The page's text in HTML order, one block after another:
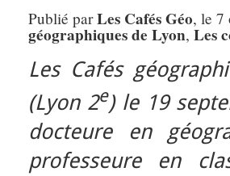
Publié parLes Cafés Géo, le 7
géographiques de Lyon, Les
Les Cafés
(Lyon 2e) le 19
docteure en
professeure en